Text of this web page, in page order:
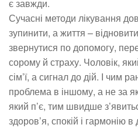
є завжди.
Сучасні методи лікування
зупинити, а життя –
звернутися по допомогу,
сорому й страху. Чоловік,
сім’ї, а сигнал до дій. І чим
проблема в іншому, а не за
який п’є, тим швидше
здоров’я, спокій і гармонію в